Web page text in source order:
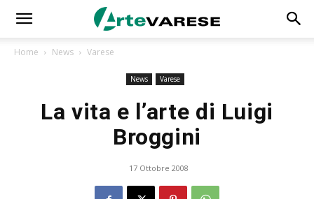
Home News Varese
News Varese
La vita e l’arte di Luigi
Broggini
17 Ottobre 2008